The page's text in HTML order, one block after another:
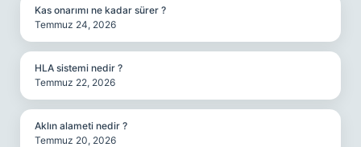
Kas onarımı ne kadar sürer ?
Temmuz 24, 2026
HLA sistemi nedir ?
Temmuz 22, 2026
Aklın alameti nedir ?
Temmuz 20, 2026